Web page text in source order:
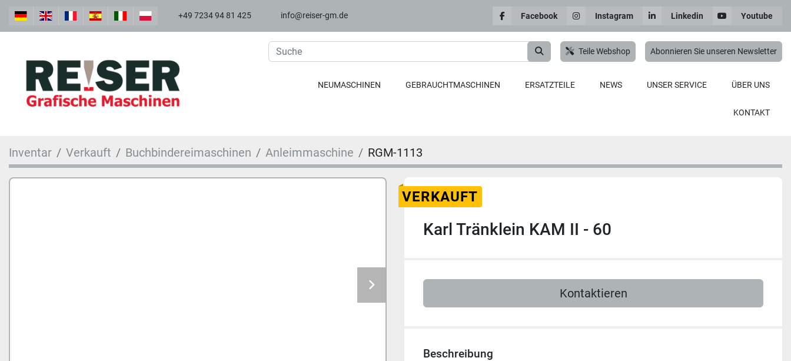
+49 7234 94 81 425 info@reiser-gm.de Facebook Instagram Linkedin Youtube
Teile Webshop Abonnieren Sie unseren Newsletter
NEUMASCHINEN GEBRAUCHTMASCHINEN ERSATZTEILE NEWS UNSER SERVICE ÜBER UNS
KONTAKT
Inventar Verkauft Buchbindereimaschinen Anleimmaschine RGM-1113
VERKAUFT
Karl Tränklein KAM II - 60
Kontaktieren
Beschreibung